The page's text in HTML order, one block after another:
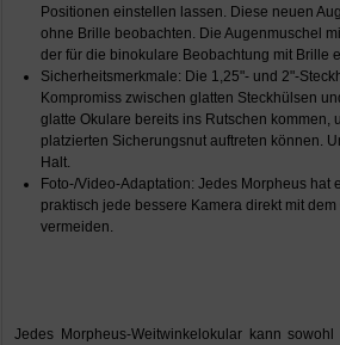
Positionen einstellen lassen. Diese neuen
ohne Brille beobachten. Die Augenmuschel
der für die binokulare Beobachtung mit Brille
Sicherheitsmerkmale: Die 1,25"- und 2"-
Kompromiss zwischen glatten Steckhülsen
glatte Okulare bereits ins Rutschen
platzierten Sicherungsnut auftreten können.
Halt.
Foto-/Video-Adaptation: Jedes Morpheus
praktisch jede bessere Kamera direkt mit
vermeiden.
Jedes Morpheus-Weitwinkelokular kann